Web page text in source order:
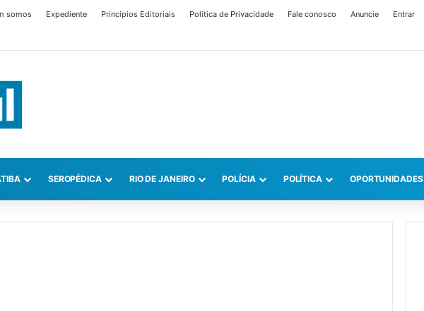
somos Expediente Princípios Editoriais Política de Privacidade Fale conosco Anuncie Entrar
SEROPÉDICA RIO DE JANEIRO POLÍCIA POLÍTICA OPORTUNIDADES